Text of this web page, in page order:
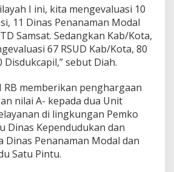
a
n
P
u
b
l
d
e
n
g
a
n
N
I ini, kita mengevaluasi 10
11 Dinas Penanaman Modal
Samsat. Sedangkan Kab/Kota,
67 RSUD Kab/Kota, 80
Disdukcapil,” sebut Diah.
RB memberikan penghargaan
nilai A- kepada dua Unit
di lingkungan Pemko
Dinas Kependudukan dan
Dinas Penanaman Modal dan
Satu Pintu.